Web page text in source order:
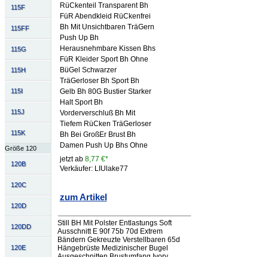
115F
115FF
115G
115H
115I
115J
115K
Größe 120
120B
120C
120D
120DD
120E
RüCkenteil Transparent Bh
FüR Abendkleid RüCkenfrei
Bh Mit Unsichtbaren TräGern
Push Up Bh
Herausnehmbare Kissen Bhs
FüR Kleider Sport Bh Ohne
BüGel Schwarzer
TräGerloser Bh Sport Bh
Gelb Bh 80G Bustier Starker
Halt Sport Bh
Vorderverschluß Bh Mit
Tiefem RüCken TräGerloser
Bh Bei GroßEr Brust Bh
Damen Push Up Bhs Ohne
jetzt ab 8,77 €*
Verkäufer: LIUlake77
zum Artikel
Still BH Mit Polster Entlastungs Soft
Ausschnitt E 90f 75b 70d Extrem
Bändern Gekreuzte Verstellbaren 65d
Hängebrüste Medizinischer Bugel